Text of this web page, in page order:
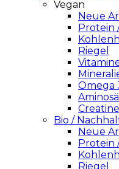
Vegan
Neue
Protein
Riegel
Omega
Creatine
Bio /
Neue
Protein
Riegel